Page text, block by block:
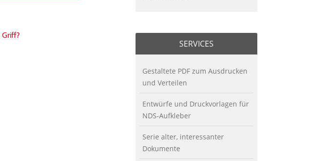
SERVICES
Gestaltete PDF zum Ausdrucken
und Verteilen
Entwürfe und Druckvorlagen für
NDS-Aufkleber
Serie alter, interessanter
Dokumente